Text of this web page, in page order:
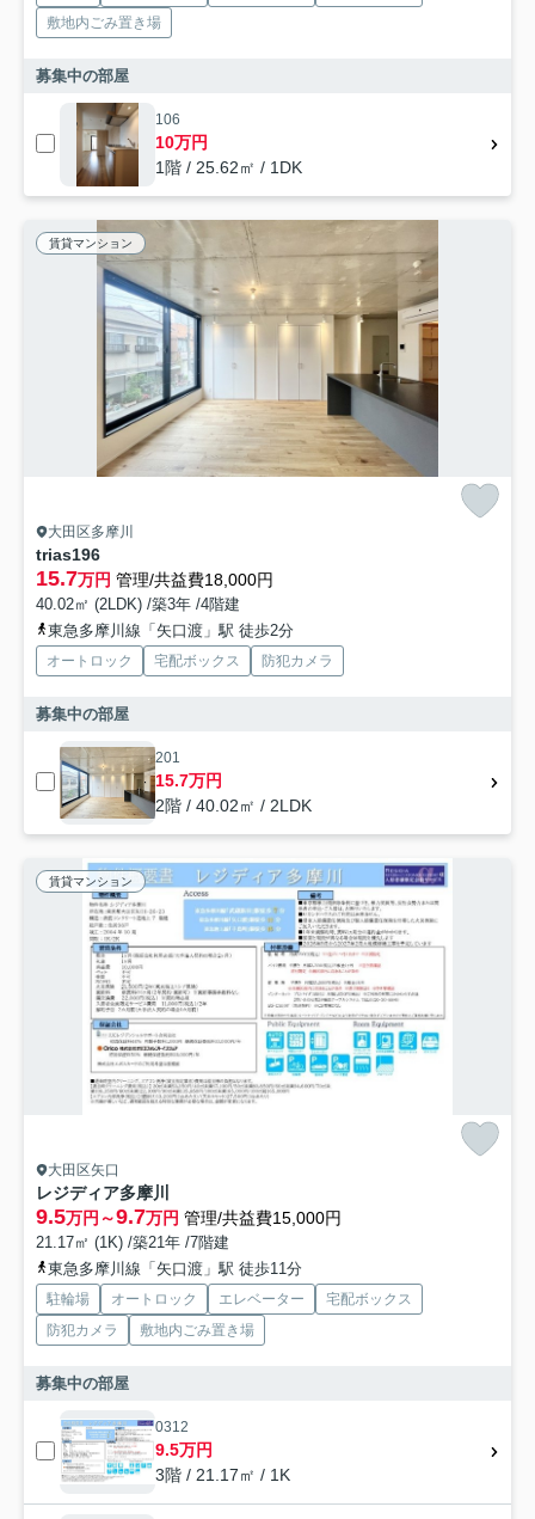
敷地内ごみ置き場
募集中の部屋
106
10万円
1階 / 25.62㎡ / 1DK
賃貸マンション
大田区多摩川
trias196
15.7万円 管理/共益費18,000円
40.02㎡ (2LDK) /築3年 /4階建
東急多摩川線「矢口渡」駅 徒歩2分
オートロック 宅配ボックス 防犯カメラ
募集中の部屋
201
15.7万円
2階 / 40.02㎡ / 2LDK
賃貸マンション
大田区矢口
レジディア多摩川
9.5万円～9.7万円 管理/共益費15,000円
21.17㎡ (1K) /築21年 /7階建
東急多摩川線「矢口渡」駅 徒歩11分
駐輪場 オートロック エレベーター
宅配ボックス
防犯カメラ
敷地内ごみ置き場
募集中の部屋
0312
9.5万円
3階 / 21.17㎡ / 1K